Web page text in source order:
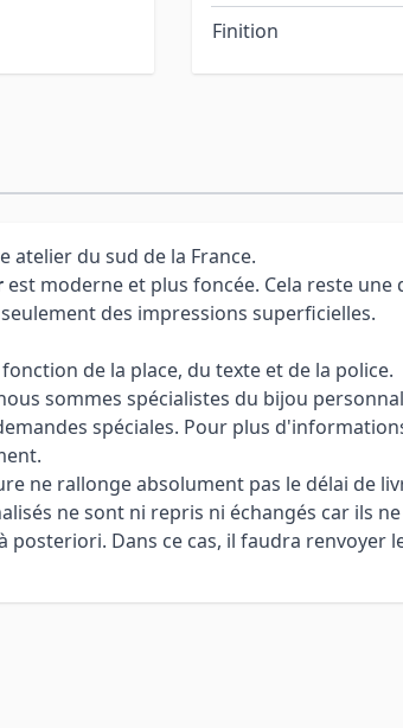
Finition
atelier du sud de la France.
est moderne et plus foncée. Cela reste
des impressions superficielles.
de la place, du texte et de la police.
sommes spécialistes du bijou
spéciales. Pour plus
ne rallonge absolument pas le délai de
ne sont ni repris ni échangés car ils
Dans ce cas, il faudra